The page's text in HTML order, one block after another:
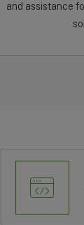
and assistance